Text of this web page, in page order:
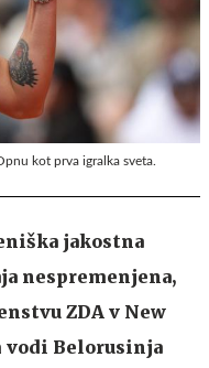
kot prva igralka sveta.
jakostna
nespremenjena,
ZDA v New
vodi Belorusinja